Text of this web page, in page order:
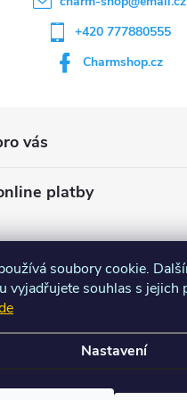
soubory cookie.
vyjadřujete souhlas s jejich
Nastavení
+420 777880555
Charmshop.cz
vás
platby
nastavení cookies